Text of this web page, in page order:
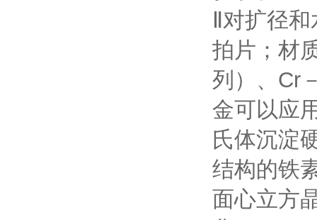
Ⅱ对扩径
拍片；材
列）、Cr
金可以应
氏体沉淀
结构的铁
面心立方